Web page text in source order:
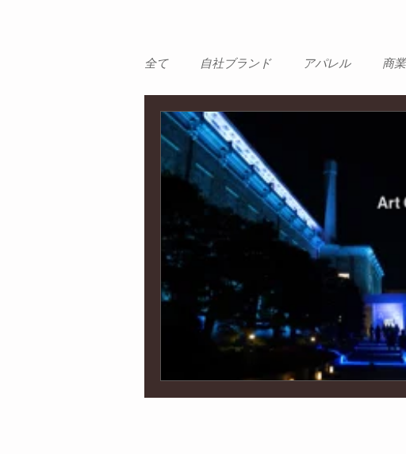
全て 自社ブランド アパレル 商
インポート
オウンドメディア制作 コーディネート
イベント